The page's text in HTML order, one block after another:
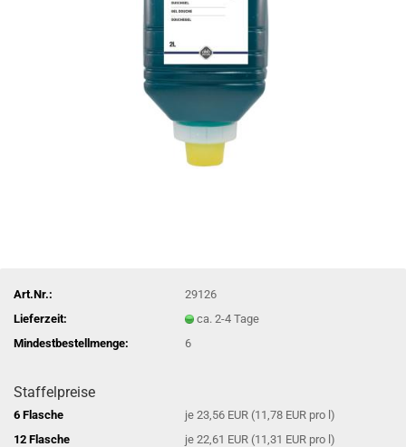
Art.Nr.:
29126
Lieferzeit:
ca. 2-4 Tage
Mindestbestellmenge:
6
Staffelpreise
6 Flasche
je 23,56 EUR (11,78 EUR pro l)
12 Flasche
je 22,61 EUR (11,31 EUR pro l)